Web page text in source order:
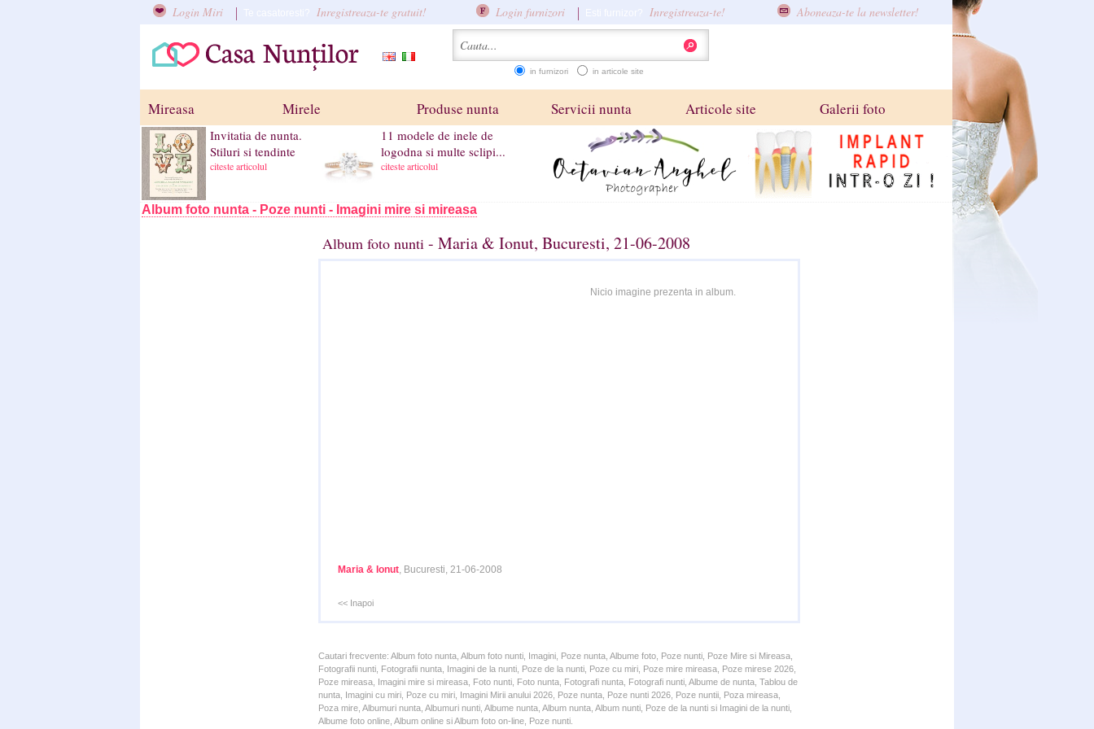
Login Miri Inregistreaza-te gratuit! Login furnizori Inregistreaza-te! Aboneaza-te la newsletter!
in furnizori in articole site
Mireasa Mirele Produse nunta Servicii nunta Articole site Galerii foto
Invitatia de nunta.
Stiluri si tendinte
citeste articolul
11 modele de inele de
logodna si multe sclipi...
citeste articolul
Album foto nunta - Poze nunti - Imagini mire si mireasa
Album foto nunti - Maria & Ionut, Bucuresti, 21-06-2008
Nicio imagine prezenta in album.
Maria & Ionut, Bucuresti, 21-06-2008
<< Inapoi
Cautari frecvente: Album foto nunta, Album foto nunti, Imagini, Poze nunta, Albume foto, Poze nunti, Poze Mire si Mireasa,
Fotografii nunti, Fotografii nunta, Imagini de la nunti, Poze de la nunti, Poze cu miri, Poze mire mireasa, Poze mirese 2026,
Poze mireasa, Imagini mire si mireasa, Foto nunti, Foto nunta, Fotografi nunta, Fotografi nunti, Albume de nunta, Tablou de
nunta, Imagini cu miri, Poze cu miri, Imagini Mirii anului 2026, Poze nunta, Poze nunti 2026, Poze nuntii, Poza mireasa,
Poza mire, Albumuri nunta, Albumuri nunti, Albume nunta, Album nunta, Album nunti, Poze de la nunti si Imagini de la nunti,
Albume foto online, Album online si Album foto on-line, Poze nunti.